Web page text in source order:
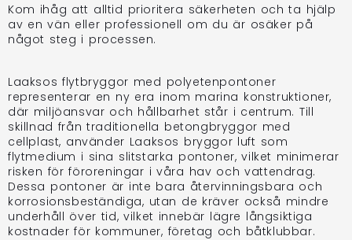
Kom ihåg att alltid prioritera säkerheten och ta hjälp
av en vän eller professionell om du är osäker på
något steg i processen.
Laaksos flytbryggor med polyetenpontoner
representerar en ny era inom marina konstruktioner,
där miljöansvar och hållbarhet står i centrum. Till
skillnad från traditionella betongbryggor med
cellplast, använder Laaksos bryggor luft som
flytmedium i sina slitstarka pontoner, vilket minimerar
risken för föroreningar i våra hav och vattendrag.
Dessa pontoner är inte bara återvinningsbara och
korrosionsbeständiga, utan de kräver också mindre
underhåll över tid, vilket innebär lägre långsiktiga
kostnader för kommuner, företag och båtklubbar.